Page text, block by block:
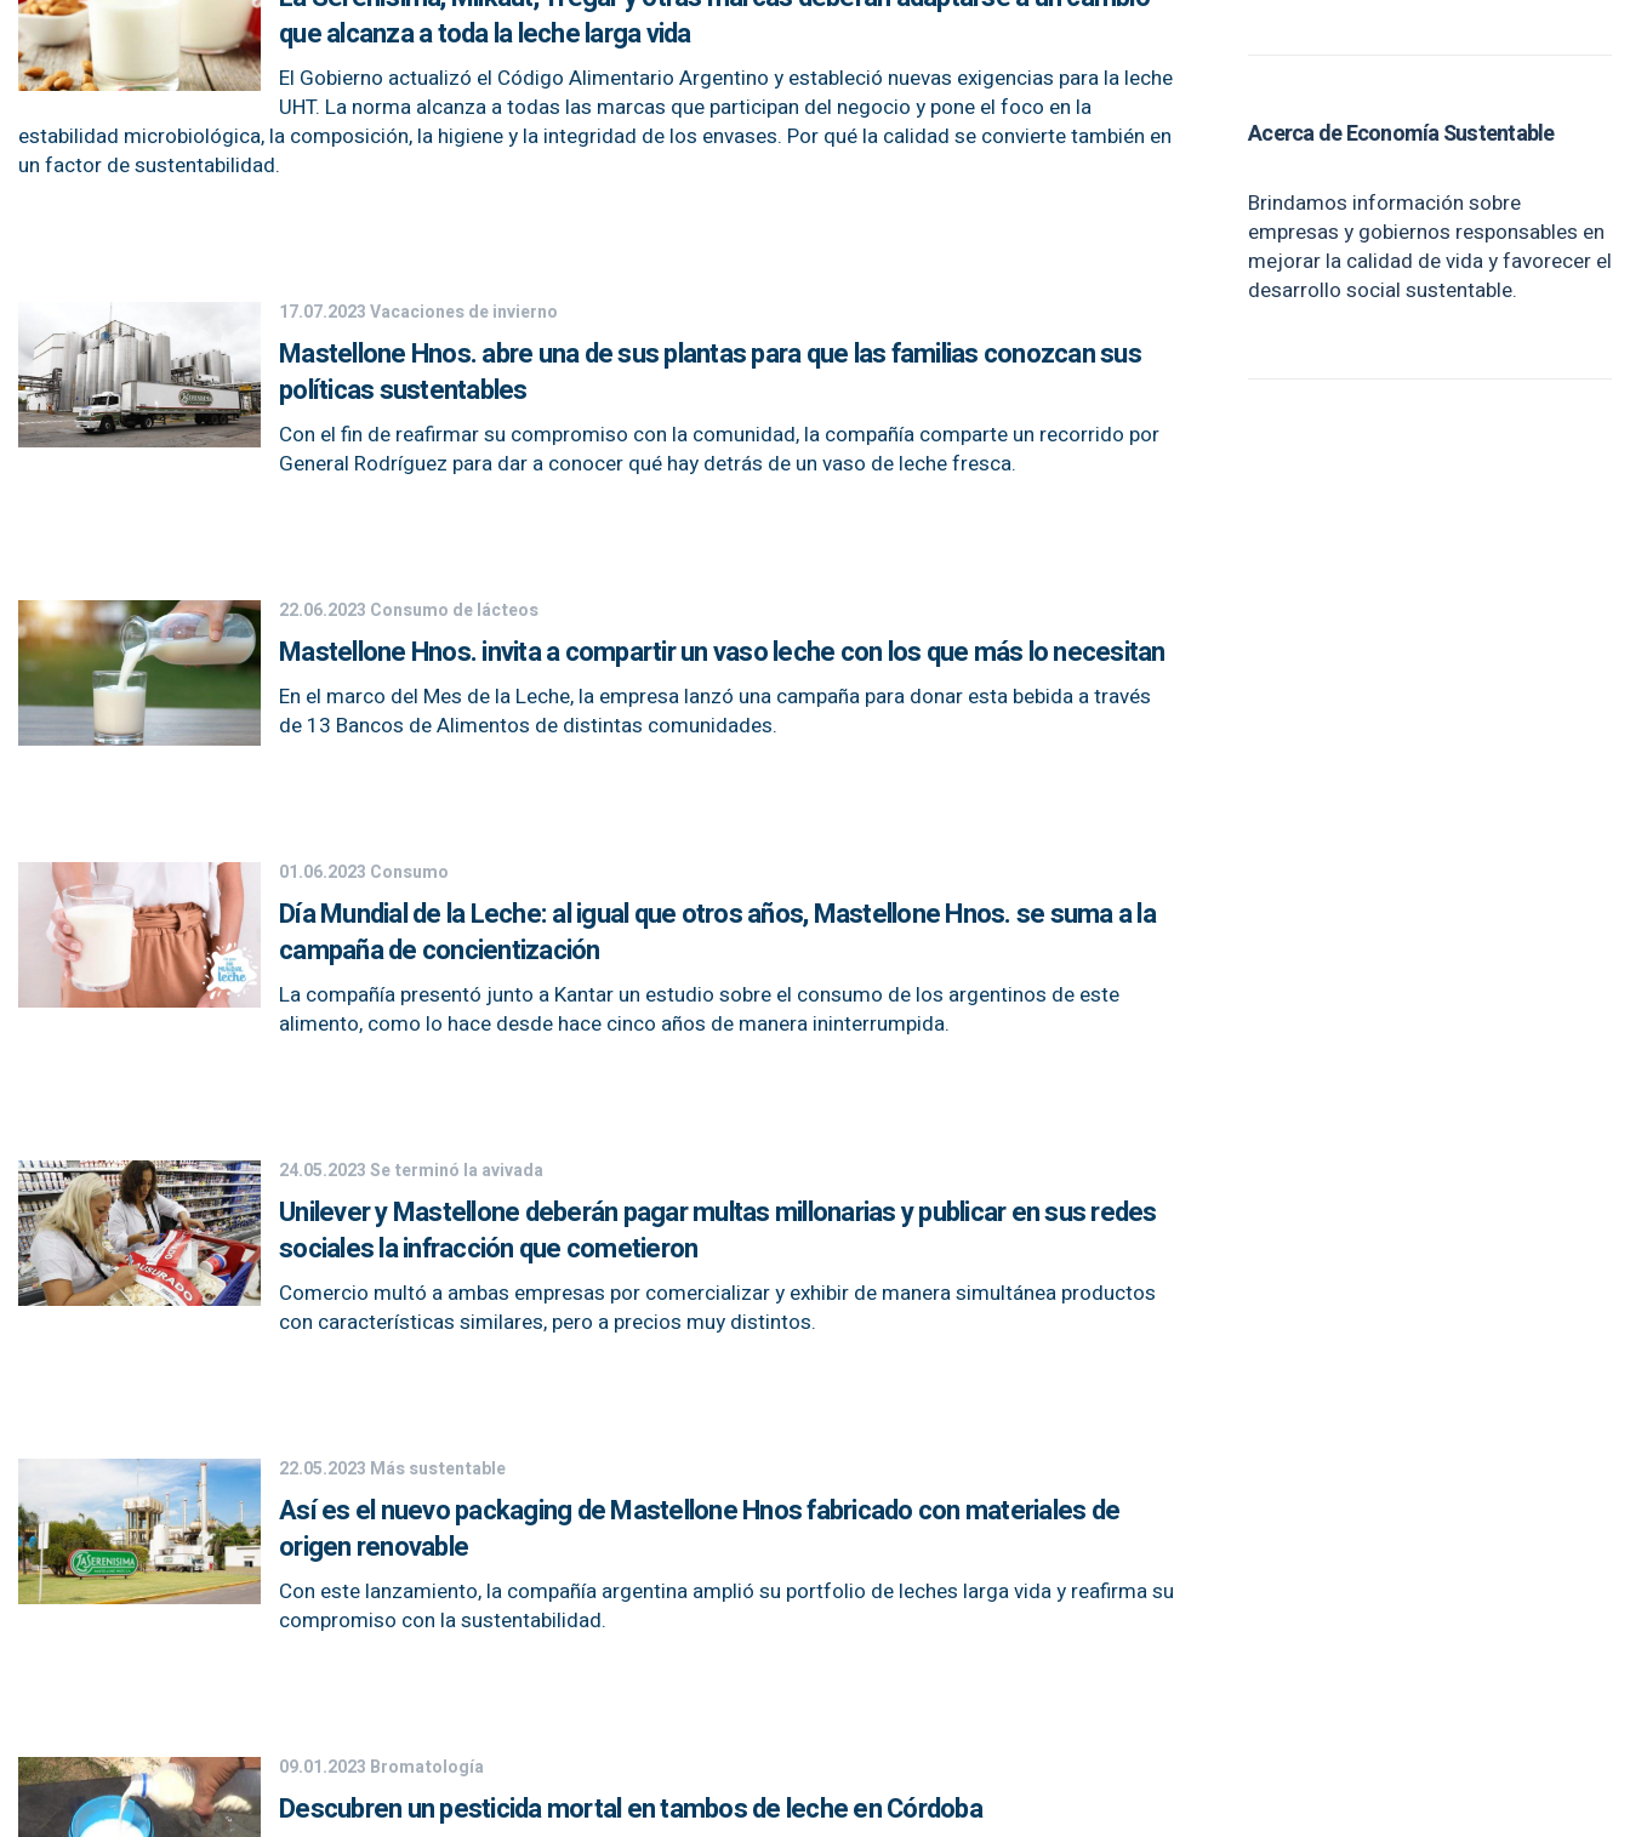
que alcanza a toda la leche larga vida
El Gobierno actualizó el Código Alimentario Argentino y estableció nuevas exigencias para la leche
UHT. La norma alcanza a todas las marcas que participan del negocio y pone el foco en la
estabilidad microbiológica, la composición, la higiene y la integridad de los envases. Por qué la calidad se convierte también en
un factor de sustentabilidad.
17.07.2023Vacaciones de invierno
Mastellone Hnos. abre una de sus plantas para que las familias conozcan sus
políticas sustentables
Con el fin de reafirmar su compromiso con la comunidad, la compañía comparte un recorrido por
General Rodríguez para dar a conocer qué hay detrás de un vaso de leche fresca.
22.06.2023 Consumo de lácteos
Mastellone Hnos. invita a compartir un vaso leche con los que más lo necesitan
En el marco del Mes de la Leche, la empresa lanzó una campaña para donar esta bebida a través
de 13 Bancos de Alimentos de distintas comunidades.
01.06.2023 Consumo
Día Mundial de la Leche: al igual que otros años, Mastellone Hnos. se suma a la
campaña de concientización
La compañía presentó junto a Kantar un estudio sobre el consumo de los argentinos de este
alimento, como lo hace desde hace cinco años de manera ininterrumpida.
24.05.2023Se terminó la avivada
Unilever y Mastellone deberán pagar multas millonarias y publicar en sus redes
sociales la infracción que cometieron
Comercio multó a ambas empresas por comercializar y exhibir de manera simultánea productos
con características similares, pero a precios muy distintos.
22.05.2023 Más sustentable
Así es el nuevo packaging de Mastellone Hnos fabricado con materiales de
origen renovable
Con este lanzamiento, la compañía argentina amplió su portfolio de leches larga vida y reafirma su
compromiso con la sustentabilidad.
09.01.2023 Bromatología
Descubren un pesticida mortal en tambos de leche en Córdoba
Acerca de Economía Sustentable
Brindamos información sobre
empresas y gobiernos responsables en
mejorar la calidad de vida y favorecer el
desarrollo social sustentable.